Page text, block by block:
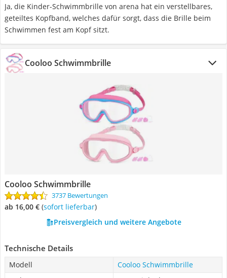
Ja, die Kinder-Schwimmbrille von arena hat ein verstellbares,
geteiltes Kopfband, welches dafür sorgt, dass die Brille beim
Schwimmen fest am Kopf sitzt.
Cooloo Schwimmbrille
Cooloo Schwimmbrille
3737 Bewertungen
ab 16,00 € ( Sofort lieferbar)
Preisvergleich und weitere Angebote
Technische Details
Modell
Cooloo Schwimmbrille